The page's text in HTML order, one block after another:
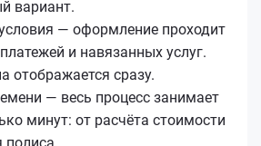
вариант.
— оформление проходит
и навязанных услуг.
отображается сразу.
— весь процесс занимает
минут: от расчёта стоимости